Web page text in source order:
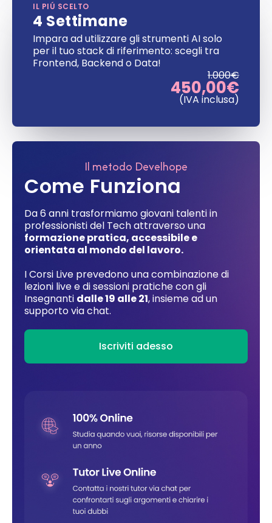
IL PIÚ SCELTO
4 Settimane
Impara ad utilizzare gli strumenti AI solo
per il tuo stack di riferimento: scegli tra
Frontend, Backend o Data!
1.000€
450,00€
(IVA inclusa)
Il metodo Develhope
Come Funziona
Da 6 anni trasformiamo giovani talenti in
professionisti del Tech attraverso una
formazione pratica, accessibile e
orientata al mondo del lavoro.
I Corsi Live prevedono una combinazione di
lezioni live e di sessioni pratiche con gli
Insegnanti dalle 19 alle 21, insieme ad un
supporto via chat.
Iscriviti adesso